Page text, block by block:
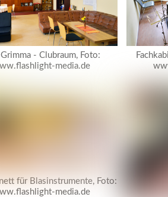
- Clubraum, Foto:
media.de
für Blasinstrumente, Foto:
media.de